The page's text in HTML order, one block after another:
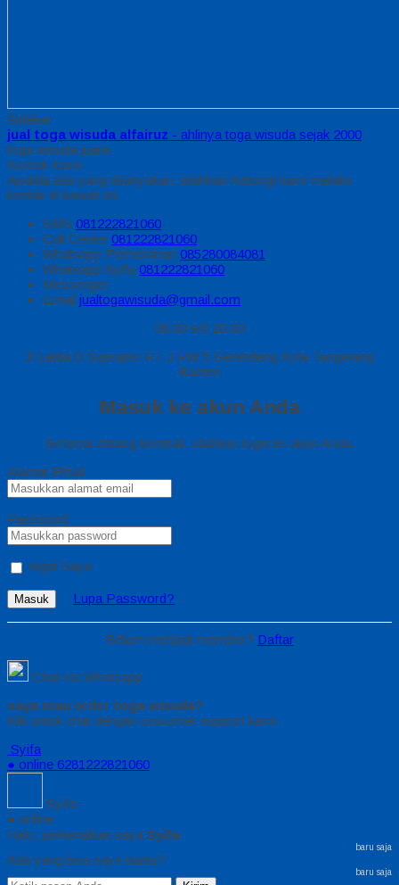
Sidebar
jual toga wisuda alfairuz - ahlinya toga wisuda sejak 2000
toga wisuda juara
Kontak Kami
Apabila ada yang ditanyakan, silahkan hubungi kami melalui
kontak di bawah ini.
SMS 081222821060
Call Center 081222821060
Whatsapp Pemesanan 085280084081
Whatsapp Syifa 081222821060
Messenger
Email jualtogawisuda@gmail.com
08.00 s/d 20.00
Jl Letda D Suprapto RT 3 RW 5 Gerendeng Kota Tangerang
Banten
Masuk ke akun Anda
Selamat datang kembali, silahkan login ke akun Anda.
Alamat Email
Password
Ingat Saya
Masuk Lupa Password?
Belum menjadi member? Daftar
Chat via Whatsapp
saya mau order toga wisuda?
Klik untuk chat dengan customer support kami
Syifa
● online 6281222821060
Syifa
● online
Halo, perkenalkan saya Syifa
baru saja
Ada yang bisa saya bantu?
baru saja